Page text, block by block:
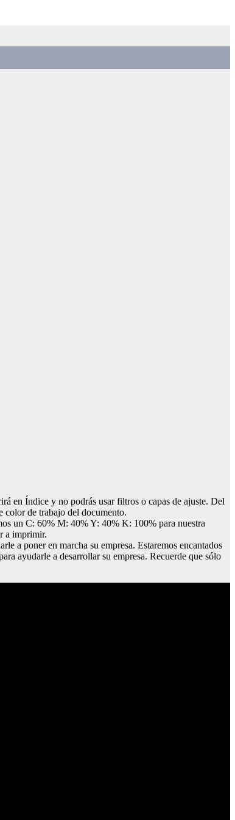
en Índice y no podrás usar filtros o capas de ajuste. Del
de trabajo del documento.
un C: 60% M: 40% Y: 40% K: 100% para nuestra
a imprimir.
a poner en marcha su empresa. Estaremos encantados
ayudarle a desarrollar su empresa. Recuerde que sólo